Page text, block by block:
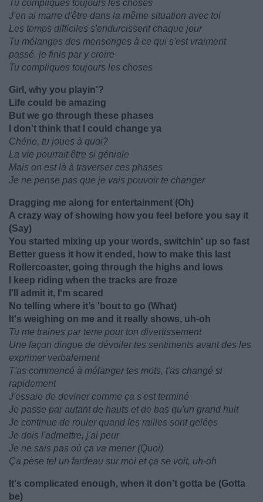
Tu compliques toujours les choses
J'en ai marre d'être dans la même situation avec toi
Les temps difficiles s'endurcissent chaque jour
Tu mélanges des mensonges à ce qui s'est vraiment
passé, je finis par y croire
Tu compliques toujours les choses
Girl, why you playin'?
Life could be amazing
But we go through these phases
I don't think that I could change ya
Chérie, tu joues à quoi?
La vie pourrait être si géniale
Mais on est là à traverser ces phases
Je ne pense pas que je vais pouvoir te changer
Dragging me along for entertainment (Oh)
A crazy way of showing how you feel before you say it
(Say)
You started mixing up your words, switchin' up so fast
Better guess it how it ended, how to make this last
Rollercoaster, going through the highs and lows
I keep riding when the tracks are froze
I'll admit it, I'm scared
No telling where it’s 'bout to go (What)
It's weighing on me and it really shows, uh-oh
Tu me traines par terre pour ton divertissement
Une façon dingue de dévoiler tes sentiments avant des les
exprimer verbalement
T'as commencé à mélanger tes mots, t'as changé si
rapidement
J'essaie de deviner comme ça s'est terminé
Je passe par autant de hauts et de bas qu'un grand huit
Je continue de rouler quand les railles sont gelées
Je dois l'admettre, j'ai peur
Je ne sais pas où ça va mener (Quoi)
Ça pèse tel un fardeau sur moi et ça se voit, uh-oh
It's complicated enough, when it don’t gotta be (Gotta
be)